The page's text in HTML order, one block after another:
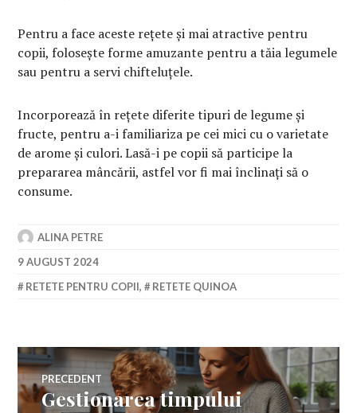
Pentru a face aceste rețete și mai atractive pentru
copii, folosește forme amuzante pentru a tăia legumele
sau pentru a servi chifteluțele.
Incorporează în rețete diferite tipuri de legume și
fructe, pentru a-i familiariza pe cei mici cu o varietate
de arome și culori. Lasă-i pe copii să participe la
prepararea mâncării, astfel vor fi mai înclinați să o
consume.
ALINA PETRE
9 AUGUST 2024
RETETE PENTRU COPII, RETETE QUINOA
Navigare
PRECEDENT
Articolul
Gestionarea timpului